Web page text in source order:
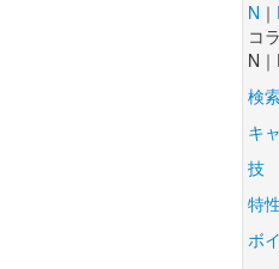
N ｜
コ
N
検
キ
技
特性
ボ